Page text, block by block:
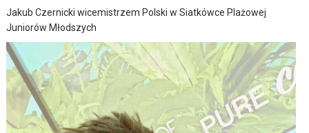
Jakub Czernicki wicemistrzem Polski w Siatkówce Plażowej
Juniorów Młodszych